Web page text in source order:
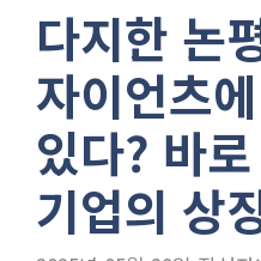
다지한 논
자이언츠
있다? 바
기업의 상